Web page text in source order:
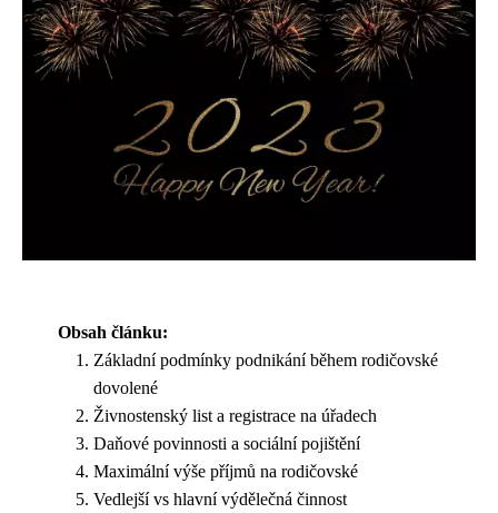
Obsah článku:
Základní podmínky podnikání během rodičovské
dovolené
Živnostenský list a registrace na úřadech
Daňové povinnosti a sociální pojištění
Maximální výše příjmů na rodičovské
Vedlejší vs hlavní výdělečná činnost